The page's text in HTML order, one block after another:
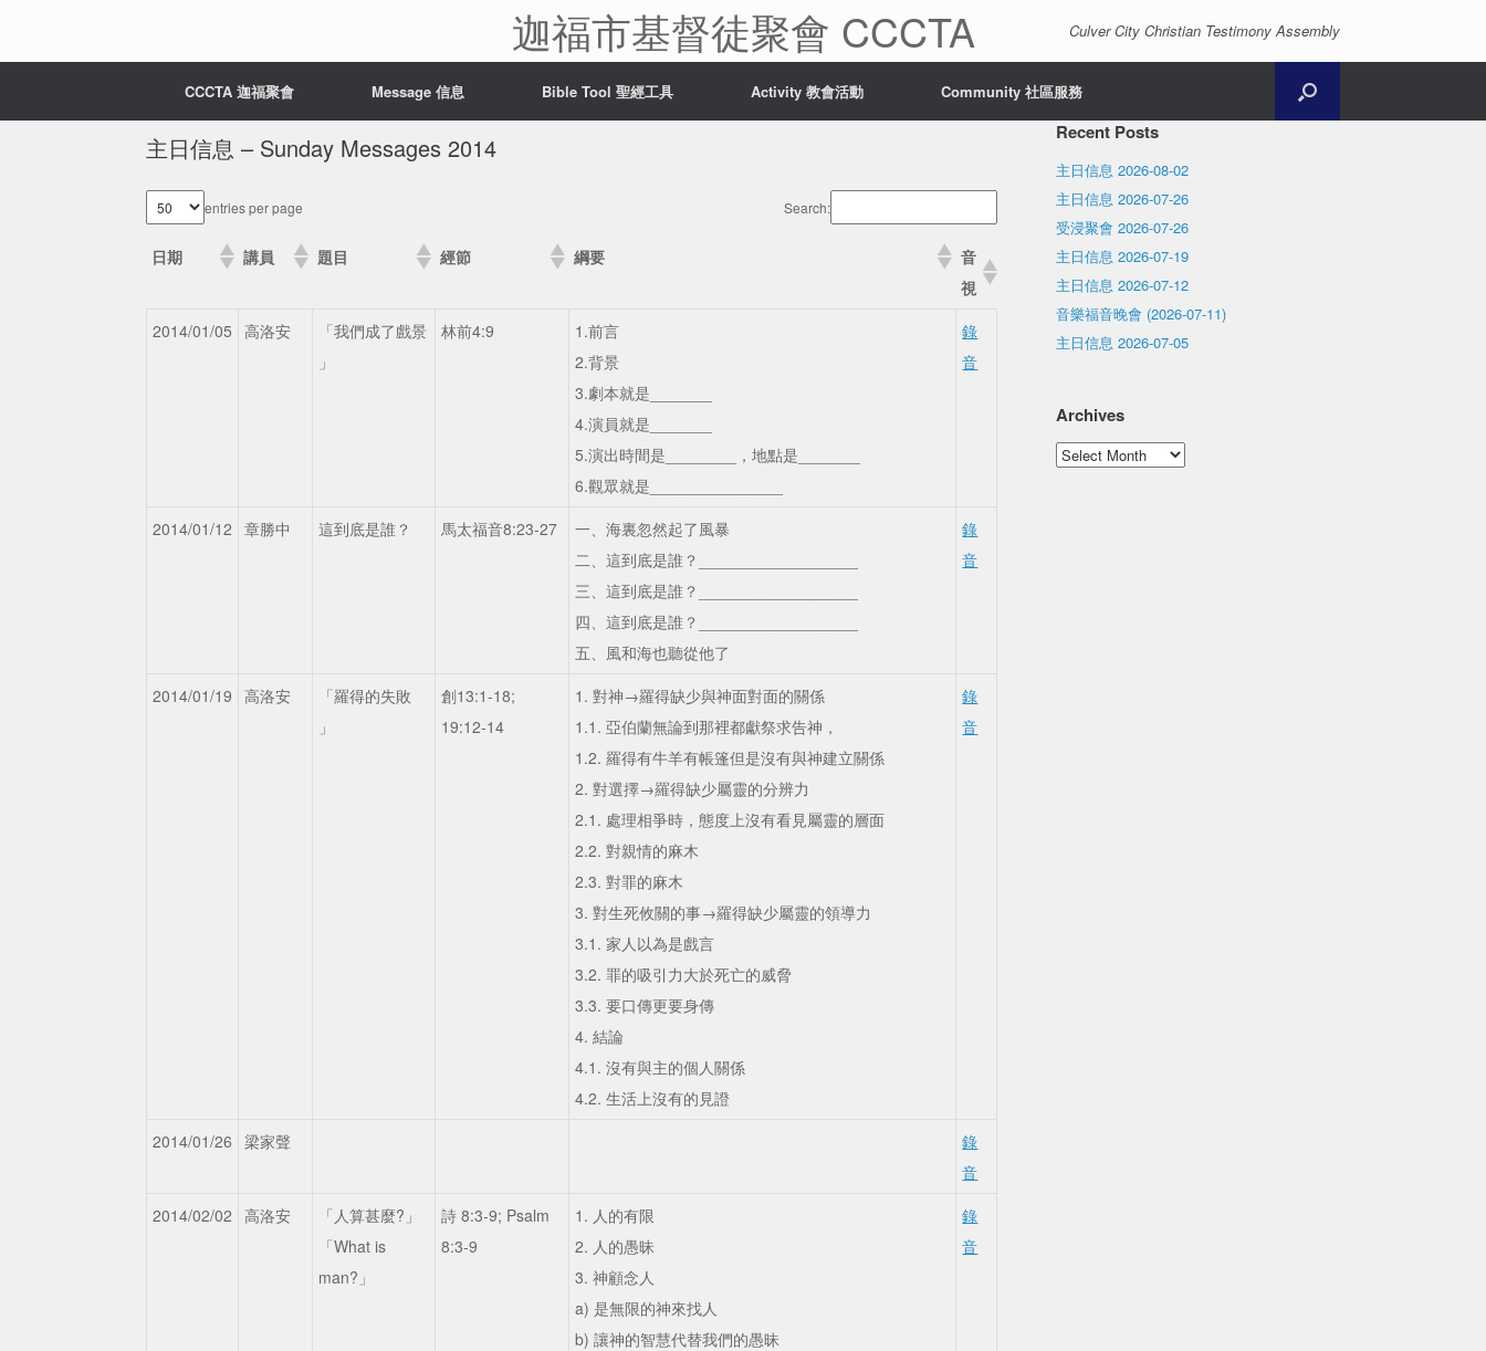
迦福市基督徒聚會 CCCTA Culver City Christian Testimony Assembly
CCCTA 迦福聚會 Message 信息 Bible Tool 聖經工具 Activity 教會活動 Community 社區服務
主日信息 – Sunday Messages 2014
entries per page Search:
日期 講員 題目 經節 綱要
音
視
2014/01/05
高洛安
「我們成了戲景
」
林前4:9
1.前言
2.背景
3.劇本就是_______
4.演員就是_______
5.演出時間是________，地點是_______
6.觀眾就是_______________
錄
音
2014/01/12 章勝中 這到底是誰？ 馬太福音8:23-27
一、海裏忽然起了風暴
二、這到底是誰？__________________
三、這到底是誰？__________________
四、這到底是誰？__________________
五、風和海也聽從他了
錄
音
2014/01/19 高洛安
「羅得的失敗
」
創13:1-18;
19:12-14
1. 對神→羅得缺少與神面對面的關係
1.1. 亞伯蘭無論到那裡都獻祭求告神，
1.2. 羅得有牛羊有帳篷但是沒有與神建立關係
2. 對選擇→羅得缺少屬靈的分辨力
2.1. 處理相爭時，態度上沒有看見屬靈的層面
2.2. 對親情的麻木
2.3. 對罪的麻木
3. 對生死攸關的事→羅得缺少屬靈的領導力
3.1. 家人以為是戲言
3.2. 罪的吸引力大於死亡的威脅
3.3. 要口傳更要身傳
4. 結論
4.1. 沒有與主的個人關係
4.2. 生活上沒有的見證
錄
音
2014/01/26 梁家聲
錄
音
2014/02/02
高洛安
「人算甚麼?」
「What is
man?」
詩 8:3-9; Psalm
8:3-9
1. 人的有限
2. 人的愚昧
3. 神顧念人
a) 是無限的神來找人
b) 讓神的智慧代替我們的愚昧
錄
音
Recent Posts
主日信息 2026-08-02
主日信息 2026-07-26
受浸聚會 2026-07-26
主日信息 2026-07-19
主日信息 2026-07-12
音樂福音晚會 (2026-07-11)
主日信息 2026-07-05
Archives
Archives